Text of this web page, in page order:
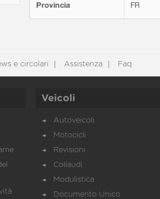
Provincia FR
e circolari Assistenza Faq
Veicoli
Autoveicoli
Motocicli
Revisioni
Collaudi
Modulistica
Documento Unico